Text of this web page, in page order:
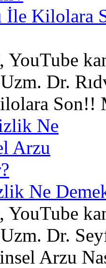
Kilolara
YouTube
Dr.
Son!!
Ne
YouTube
Dr.
Arzu